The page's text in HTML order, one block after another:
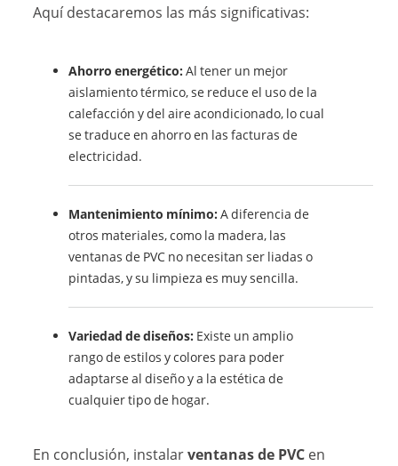
Aquí destacaremos las más significativas:
Ahorro energético: Al tener un mejor
aislamiento térmico, se reduce el uso de la
calefacción y del aire acondicionado, lo cual
se traduce en ahorro en las facturas de
electricidad.
Mantenimiento mínimo: A diferencia de
otros materiales, como la madera, las
ventanas de PVC no necesitan ser liadas o
pintadas, y su limpieza es muy sencilla.
Variedad de diseños: Existe un amplio
rango de estilos y colores para poder
adaptarse al diseño y a la estética de
cualquier tipo de hogar.
En conclusión, instalarventanas de PVC en